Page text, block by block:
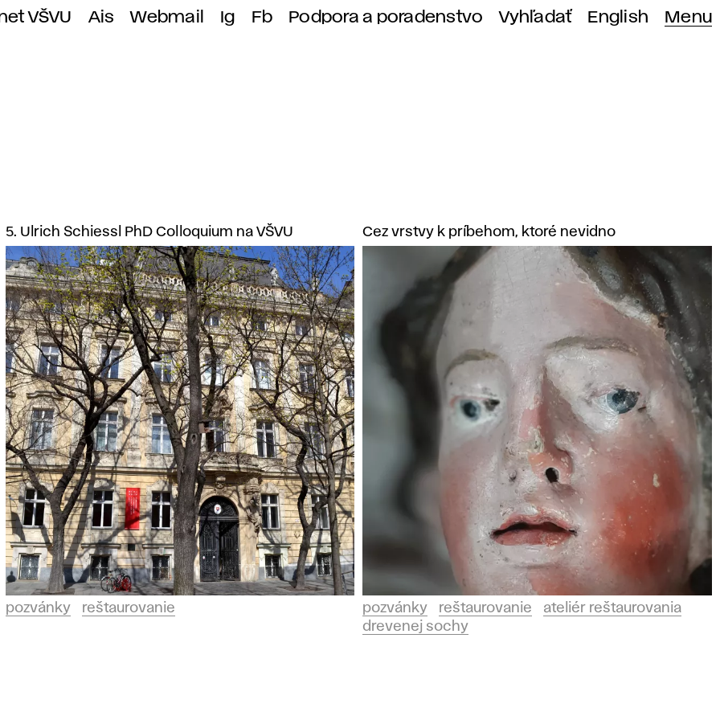
VŠVU Ais Webmail Ig Fb Podpora a poradenstvo Vyhľadať English Menu
5. Ulrich Schiessl PhD Colloquium na VŠVU
pozvánky reštaurovanie
Cez vrstvy k príbehom, ktoré nevidno
pozvánky reštaurovanie
ateliér reštaurovania
drevenej sochy